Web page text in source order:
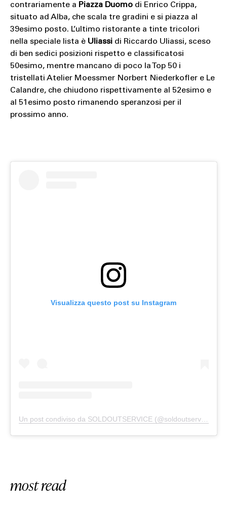
contrariamente a Piazza Duomodi Enrico Crippa,
situato ad Alba, che scala tre gradini e si piazza al
39esimo posto. L’ultimo ristorante a tinte tricolori
nella speciale lista è Uliassidi Riccardo Uliassi, sceso
di ben sedici posizioni rispetto e classificatosi
50esimo, mentre mancano di poco la Top 50 i
tristellati Atelier Moessmer Norbert Niederkofler e Le
Calandre, che chiudono rispettivamente al 52esimo e
al 51esimo posto rimanendo speranzosi per il
prossimo anno.
Visualizza questo post su Instagram
Un post condiviso da SOLDOUTSERVICE (@soldoutserviceitaly)
most read